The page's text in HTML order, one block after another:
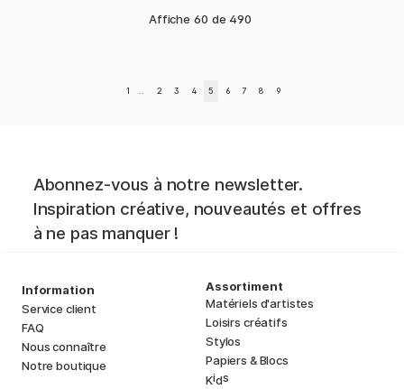
Affiche 60 de 490
1 2 3 4 5 6 7 8 9
Abonnez-vous à notre newsletter.
Inspiration créative, nouveautés et offres
à ne pas manquer !
Information
Service client
FAQ
Nous connaître
Notre boutique
Assortiment
Matériels d'artistes
Loisirs créatifs
Stylos
Papiers & Blocs
Kids